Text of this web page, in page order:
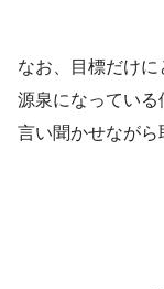
なお、目標だけ
源泉になってい
言い聞かせながら